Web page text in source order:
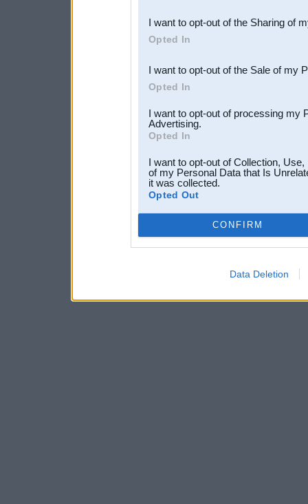
Downstream Participants
third parties.
I want to opt-out of the Sharing of
Opted In
I want to opt-out of the Sale of my
Opted In
I want to opt-out of processing my
Advertising.
Opted In
I want to opt-out of Collection,
of my Personal Data that Is
it was collected.
Opted Out
CONFIRM
Data Deletion